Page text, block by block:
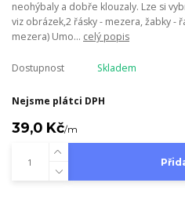
neohýbaly a dobře klouzaly. Lze si
viz obrázek,2 řásky - mezera, žabky -
mezera) Umo... celý popis
Dostupnost Skladem
Nejsme plátci DPH
39,0 Kč/m